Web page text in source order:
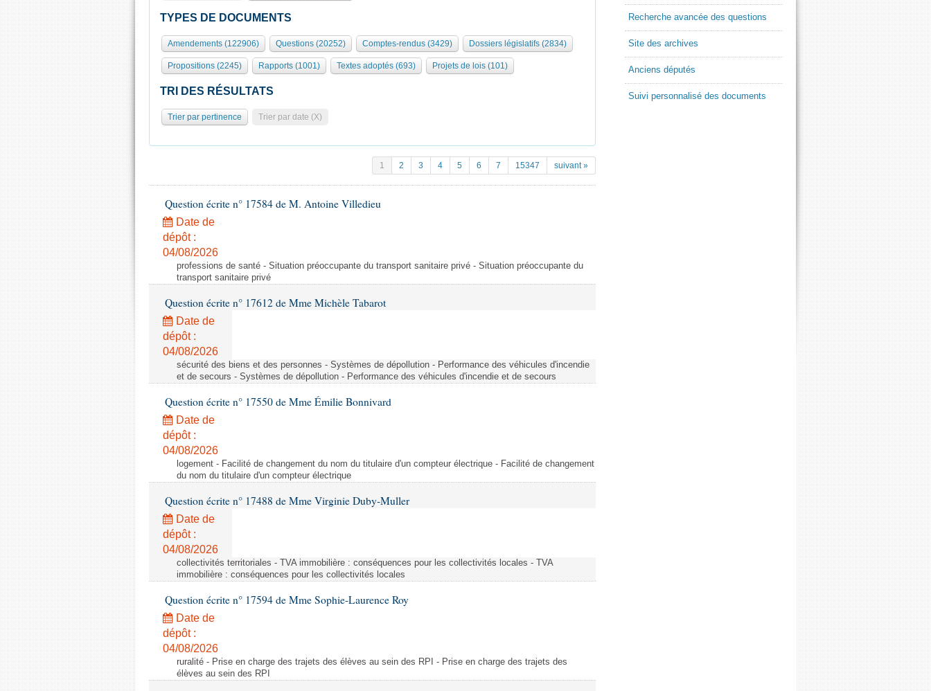
TYPES DE DOCUMENTS
Amendements (122906) Questions (20252) Comptes-rendus (3429) Dossiers législatifs (2834)
Propositions (2245) Rapports (1001) Textes adoptés (693) Projets de lois (101)
TRI DES RÉSULTATS
Trier par pertinence Trier par date (X)
1 2 3 4 5 6 7 15347 suivant »
Question écrite n° 17584 de M. Antoine Villedieu
Date de
dépôt :
04/08/2026
professions de santé - Situation préoccupante du transport sanitaire privé - Situation préoccupante du
transport sanitaire privé
Question écrite n° 17612 de Mme Michèle Tabarot
Date de
dépôt :
04/08/2026
sécurité des biens et des personnes - Systèmes de dépollution - Performance des véhicules d'incendie
et de secours - Systèmes de dépollution - Performance des véhicules d'incendie et de secours
Question écrite n° 17550 de Mme Émilie Bonnivard
Date de
dépôt :
04/08/2026
logement - Facilité de changement du nom du titulaire d'un compteur électrique - Facilité de changement
du nom du titulaire d'un compteur électrique
Question écrite n° 17488 de Mme Virginie Duby-Muller
Date de
dépôt :
04/08/2026
collectivités territoriales - TVA immobilière : conséquences pour les collectivités locales - TVA
immobilière : conséquences pour les collectivités locales
Question écrite n° 17594 de Mme Sophie-Laurence Roy
Date de
dépôt :
04/08/2026
ruralité - Prise en charge des trajets des élèves au sein des RPI - Prise en charge des trajets des
élèves au sein des RPI
Recherche avancée des questions
Site des archives
Anciens députés
Suivi personnalisé des documents